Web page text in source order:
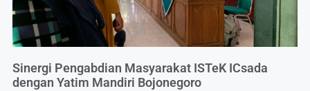
Sinergi Pengabdian Masyarakat ISTeK ICsada
dengan Yatim Mandiri Bojonegoro